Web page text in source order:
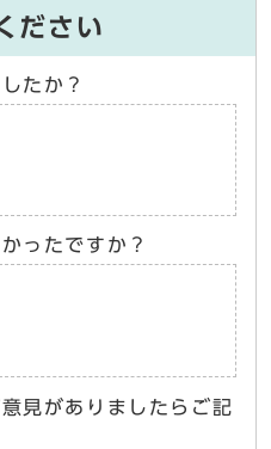
ださい
たか？
ったですか？
見がありましたらご記